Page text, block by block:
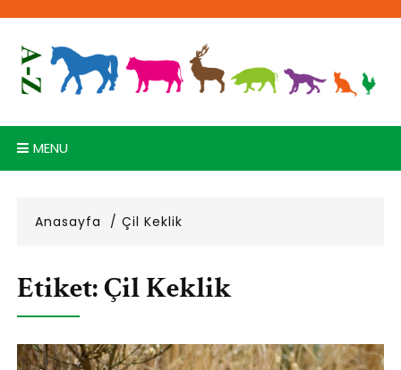
content
MENU
Anasayfa Çil Keklik
Etiket:Çil Keklik